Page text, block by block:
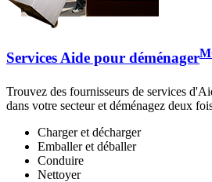
Services Aide pour déménager
Trouvez des fournisseurs de services
dans votre secteur et déménagez deux
Charger et décharger
Emballer et déballer
Conduire
Nettoyer